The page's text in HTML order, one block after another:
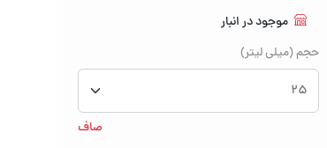
موجود در انبار
حجم (میلی لیتر)
صاف